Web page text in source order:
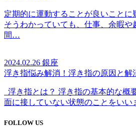
定期的に運動することが良いことに
そうわかっていても、仕事、余暇
間…
2024.02.26 銀座
浮き指悩み解消！浮き指の原因と解
浮き指とは？ 浮き指の基本的な概
面に接していない状態のことをい
FOLLOW US